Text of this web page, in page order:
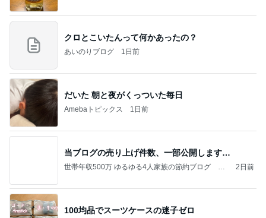
クロとこいたんって何かあったの？
あいのりブログ 1日前
だいた 朝と夜がくっついた毎日
Amebaトピックス 1日前
当ブログの売り上げ件数、一部公開します…
世帯年収500万 ゆるゆる4人家族の節約ブログ 〜
2日前
100均品でスーツケースの迷子ゼロ